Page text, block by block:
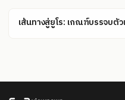
เส้นทางสู่ยูโร: เกณฑ์บรรจบตัว